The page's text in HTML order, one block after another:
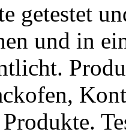
getestet
und in